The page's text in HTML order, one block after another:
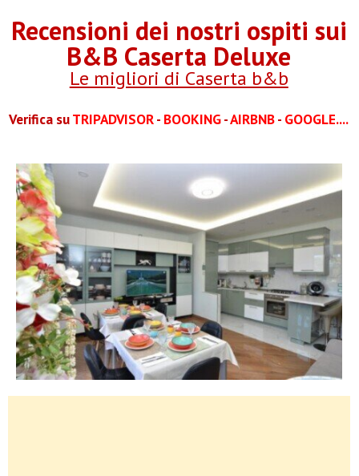
Recensioni dei nostri ospiti sui
B&B Caserta Deluxe
Le migliori di Caserta b&b
Verifica suTRIPADVISOR- BOOKING-AIRBNB- GOOGLE....